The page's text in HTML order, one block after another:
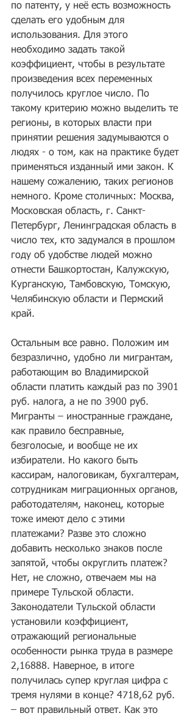
по патенту, у неё есть возможность
сделать его удобным для
использования. Для этого
необходимо задать такой
коэффициент, чтобы в результате
произведения всех переменных
получилось круглое число. По
такому критерию можно выделить те
регионы, в которых власти при
принятии решения задумываются о
людях - о том, как на практике будет
применяться изданный ими закон. К
нашему сожалению, таких регионов
немного. Кроме столичных: Москва,
Московская область, г. Санкт-
Петербург, Ленинградская область в
число тех, кто задумался в прошлом
году об удобстве людей можно
отнести Башкортостан, Калужскую,
Курганскую, Тамбовскую, Томскую,
Челябинскую области и Пермский
край.
Остальным все равно. Положим им
безразлично, удобно ли мигрантам,
работающим во Владимирской
области платить каждый раз по 3901
руб. налога, а не по 3900 руб.
Мигранты – иностранные граждане,
как правило бесправные,
безголосые, и вообще не их
избиратели. Но какого быть
кассирам, налоговикам, бухгалтерам,
сотрудникам миграционных органов,
работодателям, наконец, которые
тоже имеют дело с этими
платежами? Разве это сложно
добавить несколько знаков после
запятой, чтобы округлить платеж?
Нет, не сложно, отвечаем мы на
примере Тульской области.
Законодатели Тульской области
установили коэффициент,
отражающий региональные
особенности рынка труда в размере
2,16888. Наверное, в итоге
получилась супер круглая цифра с
тремя нулями в конце? 4718,62 руб.
– вот правильный ответ. Как это